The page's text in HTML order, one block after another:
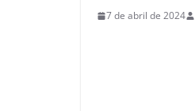
7 de abril de 2024